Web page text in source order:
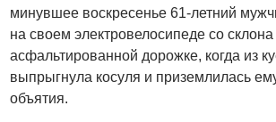
минувшее воскресенье 61-летний
на своем электровелосипеде со
асфальтированной дорожке, когда из
выпрыгнула косуля и приземлилась
объятия.